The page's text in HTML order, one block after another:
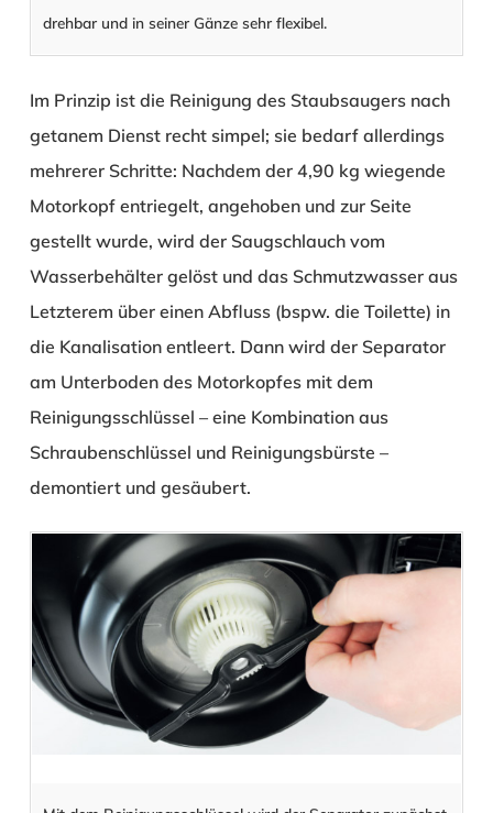
drehbar und in seiner Gänze sehr flexibel.
Im Prinzip ist die Reinigung des Staubsaugers nach
getanem Dienst recht simpel; sie bedarf allerdings
mehrerer Schritte: Nachdem der 4,90 kg wiegende
Motorkopf entriegelt, angehoben und zur Seite
gestellt wurde, wird der Saugschlauch vom
Wasserbehälter gelöst und das Schmutzwasser aus
Letzterem über einen Abfluss (bspw. die Toilette) in
die Kanalisation entleert. Dann wird der Separator
am Unterboden des Motorkopfes mit dem
Reinigungsschlüssel – eine Kombination aus
Schraubenschlüssel und Reinigungsbürste –
demontiert und gesäubert.